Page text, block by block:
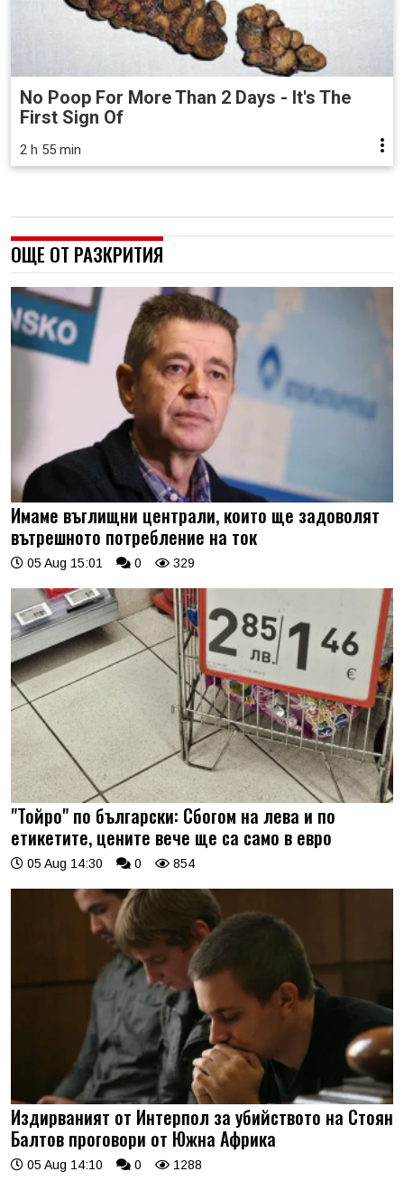
No Poop For More Than 2 Days - It's The
First Sign Of
2 h 55 min
ОЩЕ ОТ РАЗКРИТИЯ
Имаме въглищни централи, които ще задоволят
вътрешното потребление на ток
05 Aug 15:01 0 329
"Тойро" по български: Сбогом на лева и по
етикетите, цените вече ще са само в евро
05 Aug 14:30 0 854
Издирваният от Интерпол за убийството на Стоян
Балтов проговори от Южна Африка
05 Aug 14:10 0 1288